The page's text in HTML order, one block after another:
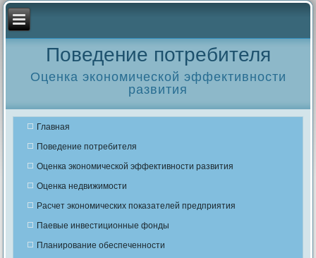
Поведение потребителя
Оценка экономической эффективности
развития
Главная
Поведение потребителя
Оценка экономической эффективности развития
Оценка недвижимости
Расчет экономических показателей предприятия
Паевые инвестиционные фонды
Планирование обеспеченности